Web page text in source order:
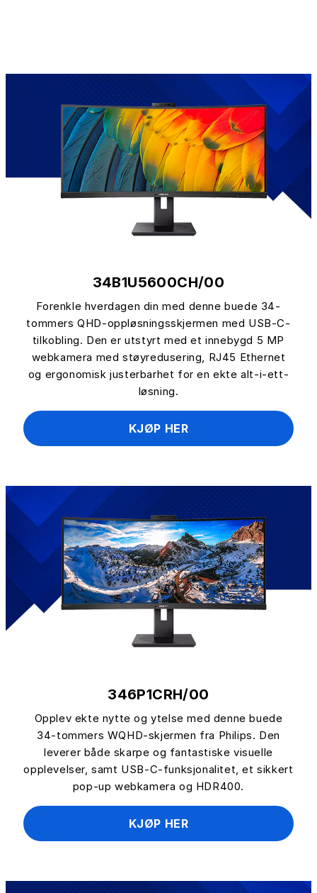
34B1U5600CH/00
Forenkle hverdagen din med denne buede 34-
tommers QHD-oppløsningsskjermen med USB-C-
tilkobling. Den er utstyrt med et innebygd 5 MP
webkamera med støyredusering, RJ45 Ethernet
og ergonomisk justerbarhet for en ekte alt-i-ett-
løsning.
KJØP HER
346P1CRH/00
Opplev ekte nytte og ytelse med denne buede
34-tommers WQHD-skjermen fra Philips. Den
leverer både skarpe og fantastiske visuelle
opplevelser, samt USB-C-funksjonalitet, et sikkert
pop-up webkamera og HDR400.
KJØP HER